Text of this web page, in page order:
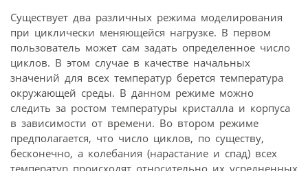
Существует два различных режима моделирования
при циклически меняющейся нагрузке. В первом
пользователь может сам задать определенное число
циклов. В этом случае в качестве начальных
значений для всех температур берется температура
окружающей среды. В данном режиме можно
следить за ростом температуры кристалла и корпуса
в зависимости от времени. Во втором режиме
предполагается, что число циклов, по существу,
бесконечно, а колебания (нарастание и спад) всех